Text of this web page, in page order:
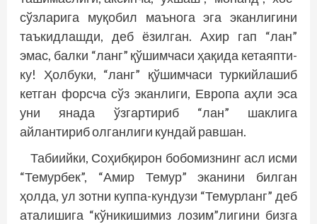
сўзларига муқобил маънога эга эканлигини
таъкидлашди, деб ёзилган. Ахир гап “лан”
эмас, балки “ланг” қўшимчаси ҳақида кетаяпти-
ку! Ҳолбуки, “ланг” қўшимчаси туркийлашиб
кетган форсча сўз эканлиги, Европа аҳли эса
уни янада ўзгартириб “лан” шаклига
айлантириб олганлиги кундай равшан.
Табиийки, Соҳибқирон бобомизнинг асл исми
“Темурбек”, “Амир Темур” эканини билган
ҳолда, ул зотни куппа-кундузи “Темурланг” деб
аталишига “кўникишимиз лозим”лигини бизга